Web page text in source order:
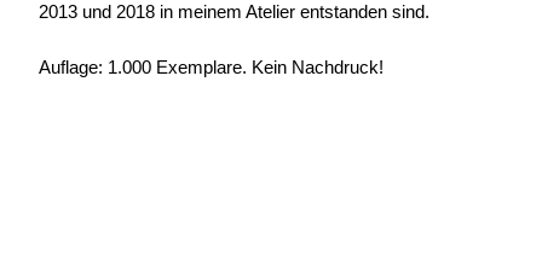
2013 und 2018 in meinem Atelier entstanden sind.
Auflage: 1.000 Exemplare. Kein Nachdruck!